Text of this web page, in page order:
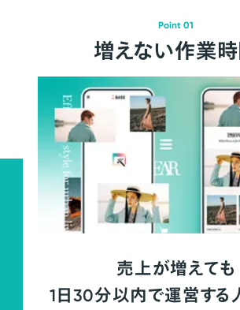
Point 01
増えない作業時
売上が増えても
1日30分以内で運営する